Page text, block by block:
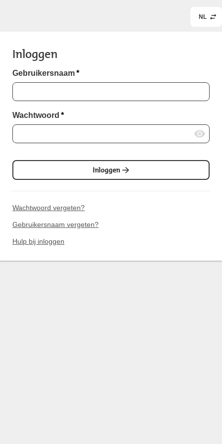
NL
Inloggen
Gebruikersnaam*
Wachtwoord *
Inloggen
Wachtwoord vergeten?
Gebruikersnaam vergeten?
Hulp bij inloggen